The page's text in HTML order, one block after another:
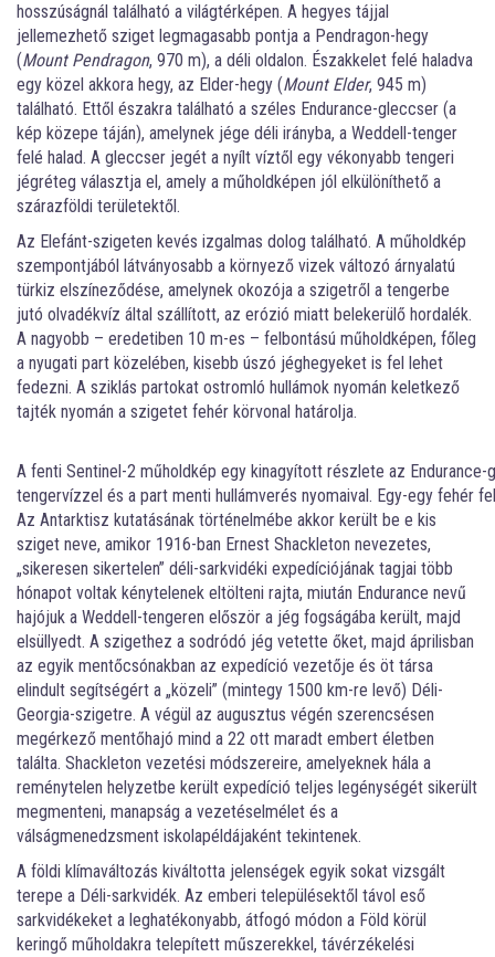
hosszúságnál található a világtérképen. A hegyes tájjal
jellemezhető sziget legmagasabb pontja a Pendragon-hegy
(Mount Pendragon, 970 m), a déli oldalon. Északkelet felé haladva
egy közel akkora hegy, az Elder-hegy (Mount Elder, 945 m)
található. Ettől északra található a széles Endurance-gleccser (a
kép közepe táján), amelynek jége déli irányba, a Weddell-tenger
felé halad. A gleccser jegét a nyílt víztől egy vékonyabb tengeri
jégréteg választja el, amely a műholdképen jól elkülöníthető a
szárazföldi területektől.
Az Elefánt-szigeten kevés izgalmas dolog található. A műholdkép
szempontjából látványosabb a környező vizek változó árnyalatú
türkiz elszíneződése, amelynek okozója a szigetről a tengerbe
jutó olvadékvíz által szállított, az erózió miatt belekerülő hordalék.
A nagyobb – eredetiben 10 m-es – felbontású műholdképen, főleg
a nyugati part közelében, kisebb úszó jéghegyeket is fel lehet
fedezni. A sziklás partokat ostromló hullámok nyomán keletkező
tajték nyomán a szigetet fehér körvonal határolja.
A fenti Sentinel-2 műholdkép egy kinagyított részlete az
tengervízzel és a part menti hullámverés nyomaival. Egy-egy fehér
Az Antarktisz kutatásának történelmébe akkor került be e kis
sziget neve, amikor 1916-ban Ernest Shackleton nevezetes,
„sikeresen sikertelen” déli-sarkvidéki expedíciójának tagjai több
hónapot voltak kénytelenek eltölteni rajta, miután Endurance nevű
hajójuk a Weddell-tengeren először a jég fogságába került, majd
elsüllyedt. A szigethez a sodródó jég vetette őket, majd áprilisban
az egyik mentőcsónakban az expedíció vezetője és öt társa
elindult segítségért a „közeli” (mintegy 1500 km-re levő) Déli-
Georgia-szigetre. A végül az augusztus végén szerencsésen
megérkező mentőhajó mind a 22 ott maradt embert életben
találta. Shackleton vezetési módszereire, amelyeknek hála a
reménytelen helyzetbe került expedíció teljes legénységét sikerült
megmenteni, manapság a vezetéselmélet és a
válságmenedzsment iskolapéldájaként tekintenek.
A földi klímaváltozás kiváltotta jelenségek egyik sokat vizsgált
terepe a Déli-sarkvidék. Az emberi településektől távol eső
sarkvidékeket a leghatékonyabb, átfogó módon a Föld körül
keringő műholdakra telepített műszerekkel, távérzékelési